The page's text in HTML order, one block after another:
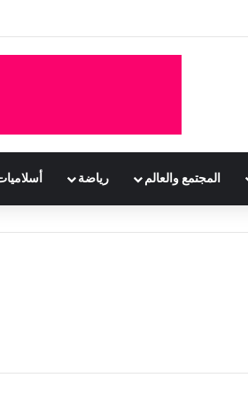
المجتمع والعالم رياضة